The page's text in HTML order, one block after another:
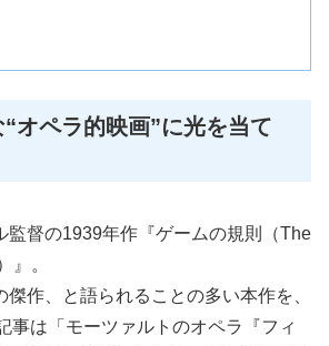
オペラ的映画”に光を当て
監督の1939年作『ゲームの規則（The
』。
作、と語られることの多い本作を、
事は「モーツァルトのオペラ『フィ